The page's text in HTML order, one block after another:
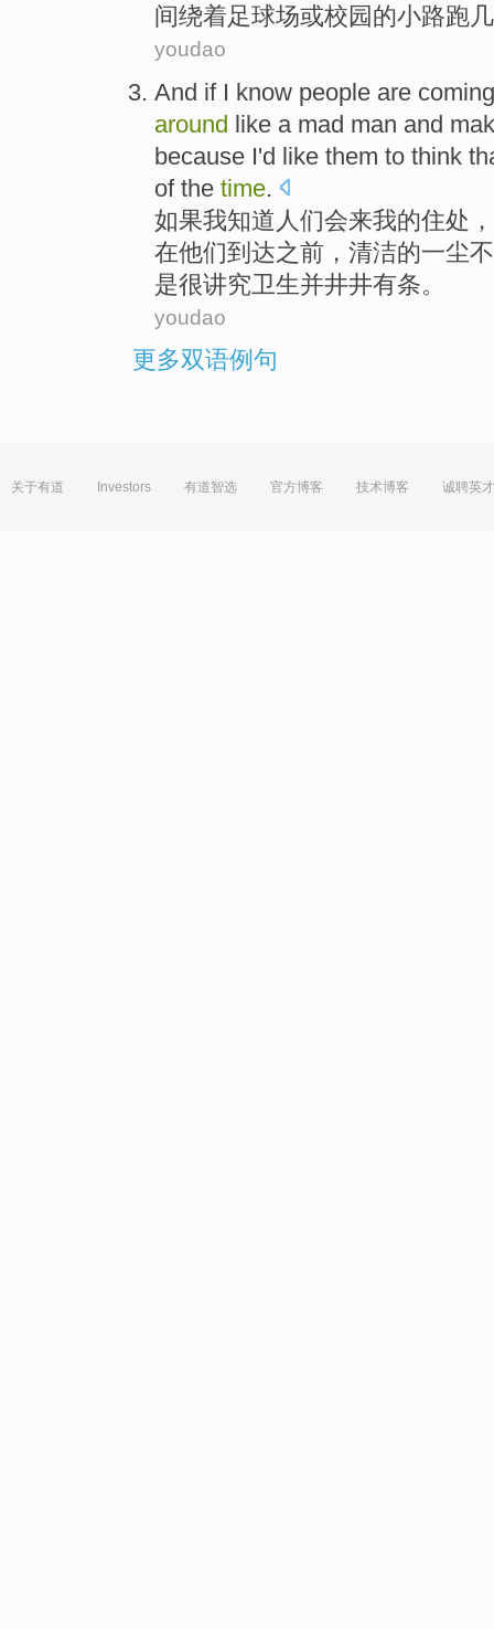
间绕着足球场或校园 的小路跑
youdao
And if I know people are coming
around like a mad man and
because I'd like them to think
of the time.
如果我知道 人们会来我的住处
在他们到达之前 ， 清洁的一尘
是很讲究卫生并井井有条。
youdao
更多双语例句
关于有道 Investors 有道智选 官方博客 技术博客 诚聘英才